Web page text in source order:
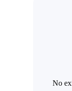
No